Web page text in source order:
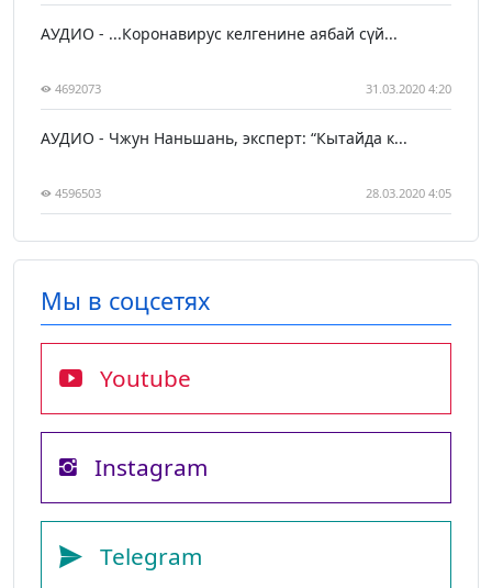
АУДИО - ...Коронавирус келгенине аябай сүй...
4692073 31.03.2020 4:20
АУДИО - Чжун Наньшань, эксперт: “Кытайда к...
4596503 28.03.2020 4:05
Мы в соцсетях
Youtube
Instagram
Telegram